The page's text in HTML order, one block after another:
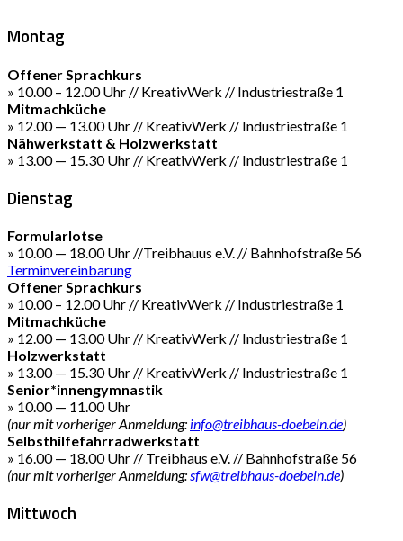
Montag
Offener Sprachkurs
» 10.00 – 12.00 Uhr // KreativWerk // Industriestraße 1
Mitmachküche
» 12.00 — 13.00 Uhr // KreativWerk // Industriestraße 1
Nähwerkstatt & Holzwerkstatt
» 13.00 — 15.30 Uhr // KreativWerk // Industriestraße 1
Dienstag
Formularlotse
» 10.00 — 18.00 Uhr //Treibhauus e.V. // Bahnhofstraße 56
Terminvereinbarung
Offener Sprachkurs
» 10.00 – 12.00 Uhr // KreativWerk // Industriestraße 1
Mitmachküche
» 12.00 — 13.00 Uhr // KreativWerk // Industriestraße 1
Holzwerkstatt
» 13.00 — 15.30 Uhr // KreativWerk // Industriestraße 1
Senior*innengymnastik
» 10.00 — 11.00 Uhr
(nur mit vorheriger Anmeldung: info@treibhaus-doebeln.de)
Selbsthilfefahrradwerkstatt
» 16.00 — 18.00 Uhr // Treibhaus e.V. // Bahnhofstraße 56
(nur mit vorheriger Anmeldung:sfw@treibhaus-doebeln.de)
Mittwoch